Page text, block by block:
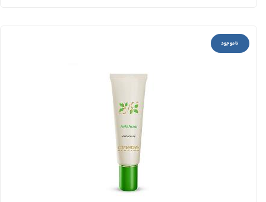
ناموجود